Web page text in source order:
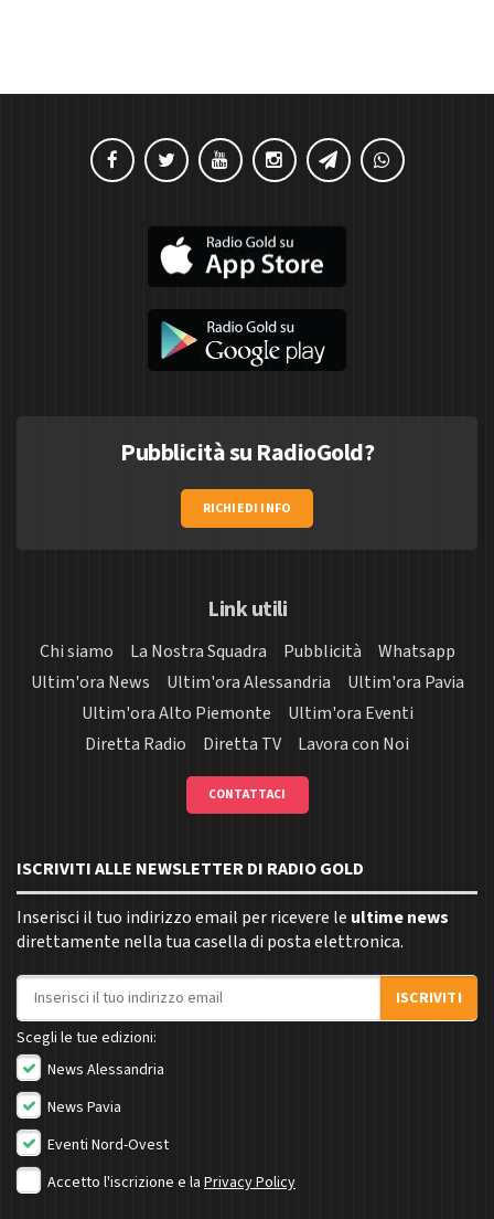
Pubblicità su RadioGold?
RICHIEDI INFO
Link utili
Chi siamo La Nostra Squadra Pubblicità
Whatsapp
Ultim'ora News
Ultim'ora Alessandria
Ultim'ora Pavia
Ultim'ora Alto Piemonte
Ultim'ora Eventi
Diretta Radio
Diretta TV Lavora con Noi
CONTATTACI
ISCRIVITI ALLE NEWSLETTER DI RADIO GOLD
Inserisci il tuo indirizzo email per ricevere le ultime news
direttamente nella tua casella di posta elettronica.
Indirizzo email
ISCRIVITI
Scegli le tue edizioni:
News Alessandria
News Pavia
Eventi Nord-Ovest
Accetto l'iscrizione e la Privacy Policy